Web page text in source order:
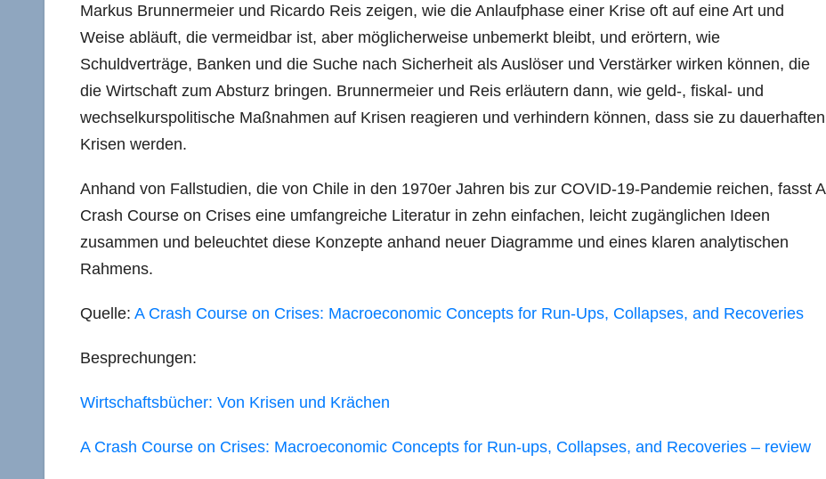
Markus Brunnermeier und Ricardo Reis zeigen, wie die Anlaufphase einer Krise oft auf eine Art und
Weise abläuft, die vermeidbar ist, aber möglicherweise unbemerkt bleibt, und erörtern, wie
Schuldverträge, Banken und die Suche nach Sicherheit als Auslöser und Verstärker wirken können, die
die Wirtschaft zum Absturz bringen. Brunnermeier und Reis erläutern dann, wie geld-, fiskal- und
wechselkurspolitische Maßnahmen auf Krisen reagieren und verhindern können, dass sie zu dauerhaften
Krisen werden.
Anhand von Fallstudien, die von Chile in den 1970er Jahren bis zur COVID-19-Pandemie reichen, fasst A
Crash Course on Crises eine umfangreiche Literatur in zehn einfachen, leicht zugänglichen Ideen
zusammen und beleuchtet diese Konzepte anhand neuer Diagramme und eines klaren analytischen
Rahmens.
Quelle: A Crash Course on Crises: Macroeconomic Concepts for Run-Ups, Collapses, and Recoveries
Besprechungen:
Wirtschaftsbücher: Von Krisen und Krächen
A Crash Course on Crises: Macroeconomic Concepts for Run-ups, Collapses, and Recoveries – review